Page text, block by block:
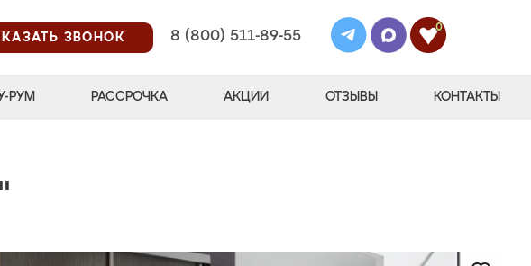
ЗВОНОК
8 (800) 511-89-55
0
РУМ РАССРОЧКА АКЦИИ ОТЗЫВЫ КОНТАКТЫ